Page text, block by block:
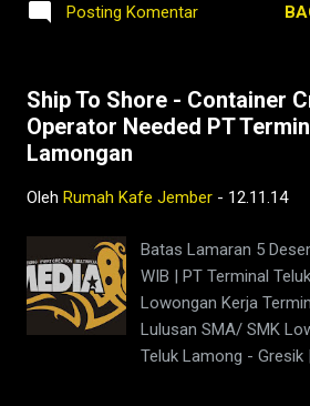
bergerak dalam bidang
di Indonesia. PT.
anggota dari Grup
mampu memproduksi
menyediakan berbagai
termasuk instalasi
tanaman situs dan
Sejak Tahun 1998
pembangkit combined
Posting Komentar
Ship To Shore - Container
Operator Needed PT
Lamongan
Oleh Rumah Kafe Jember - 12.11.14
Batas Lamaran 5
WIB | PT Terminal
Lowongan Kerja
Lulusan SMA/ SMK
Teluk Lamong - Gresik